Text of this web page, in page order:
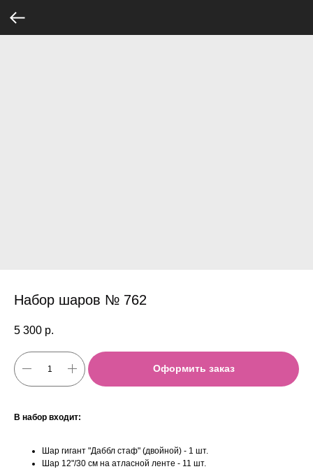
Набор шаров № 762
5 300 р.
Оформить заказ
В набор входит:
Шар гигант "Даббл стаф" (двойной) - 1 шт.
Шар 12"/30 см на атласной ленте - 11 шт.